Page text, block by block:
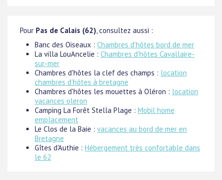
Pour Pas de Calais (62), consultez aussi :
Banc des Oiseaux : Chambres d'hôtes bord de mer
La villa LouAncelie : Chambres d'hôtes Cavallaire-
sur-mer
Chambres d'hôtes la clef des champs : location
chambres d'hôtes à bretagne
Chambres d'hôtes les mouettes à Oléron : location
vacances oleron
Camping La Forêt Stella Plage : Mobil home
emplacement
Le Clos de la Baie : vacances au bord de mer en
Bretagne
Gîtes d'Authie : Hébergement très confortable dans
le 62